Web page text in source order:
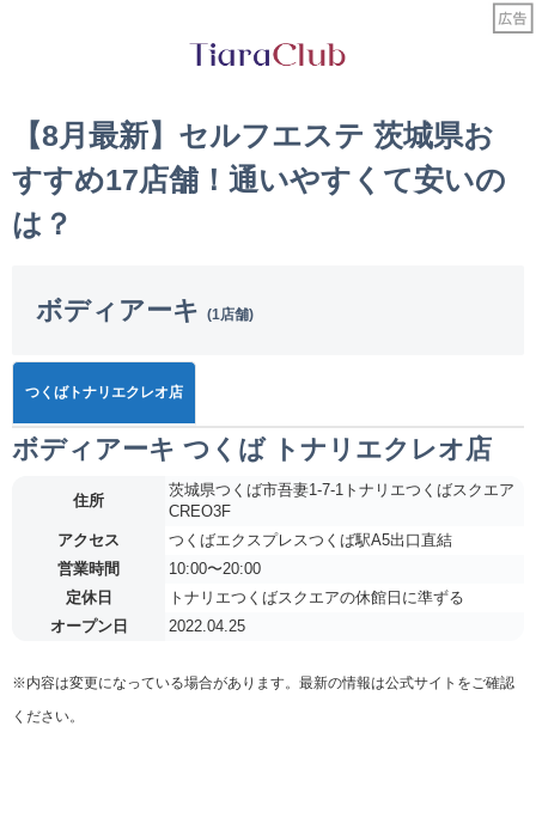
【8月最新】セルフエステ 茨城県お
すすめ17店舗！通いやすくて安いの
は？
ボディアーキ (1店舗)
つくばトナリエクレオ店
ボディアーキ つくば トナリエクレオ店
住所
茨城県つくば市吾妻1-7-1トナリエつくばスクエア
CREO3F
アクセス
つくばエクスプレスつくば駅A5出口直結
営業時間
10:00〜20:00
定休日
トナリエつくばスクエアの休館日に準ずる
オープン日
2022.04.25
※内容は変更になっている場合があります。最新の情報は公式サイトをご確認
ください。